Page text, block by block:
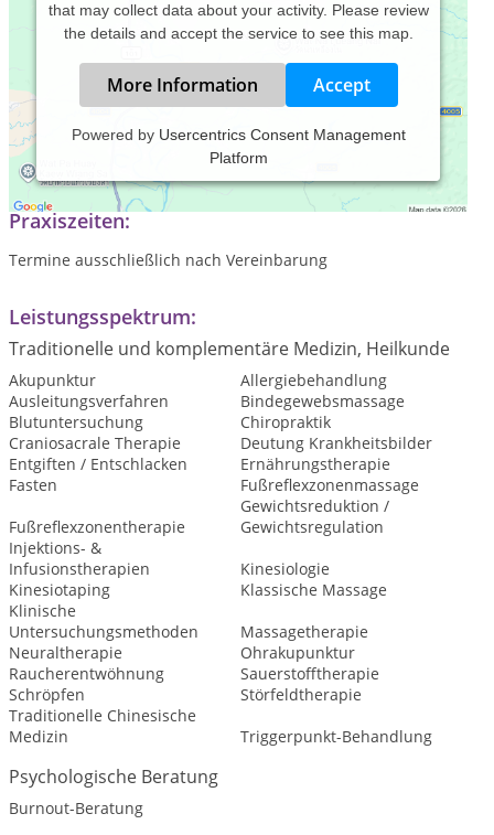
that may collect data about your activity. Please review
the details and accept the service to see this map.
More Information Accept
Powered by Usercentrics Consent Management
Platform
Praxis für Naturheilkunde
Praxiszeiten:
Termine ausschließlich nach Vereinbarung
Leistungsspektrum:
Traditionelle und komplementäre Medizin, Heilkunde
Akupunktur
Allergiebehandlung
Ausleitungsverfahren
Bindegewebsmassage
Blutuntersuchung
Chiropraktik
Craniosacrale Therapie
Deutung Krankheitsbilder
Entgiften / Entschlacken
Ernährungstherapie
Fasten
Fußreflexzonenmassage
Fußreflexzonentherapie
Gewichtsreduktion /
Gewichtsregulation
Injektions- &
Infusionstherapien
Kinesiologie
Kinesiotaping
Klassische Massage
Klinische
Untersuchungsmethoden
Massagetherapie
Neuraltherapie
Ohrakupunktur
Raucherentwöhnung
Sauerstofftherapie
Schröpfen
Störfeldtherapie
Traditionelle Chinesische
Medizin
Triggerpunkt-Behandlung
Psychologische Beratung
Burnout-Beratung